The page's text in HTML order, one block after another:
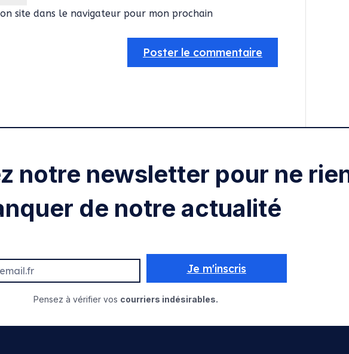
site dans le navigateur pour mon prochain
notre newsletter pour ne
de notre actualité
Je m'inscris
Pensez à vérifier vos courriers indésirables.